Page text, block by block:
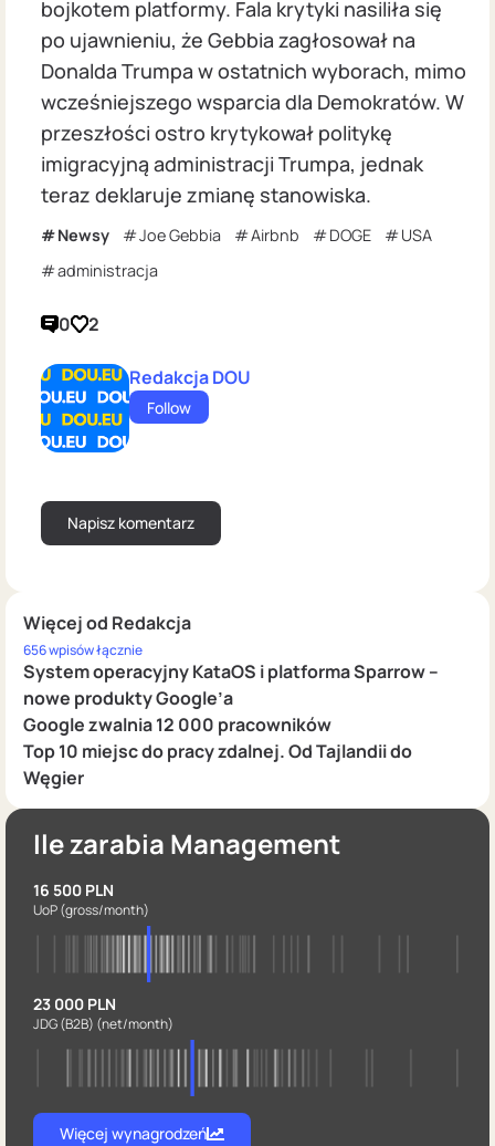
Więcej od Redakcja
656 wpisów łącznie
System operacyjny KataOS i platforma Sparrow –
nowe produkty Google’a
Google zwalnia 12 000 pracowników
Top 10 miejsc do pracy zdalnej. Od Tajlandii do
Węgier
bojkotem platformy. Fala krytyki nasiliła się
po ujawnieniu, że Gebbia zagłosował na
Donalda Trumpa w ostatnich wyborach, mimo
wcześniejszego wsparcia dla Demokratów. W
przeszłości ostro krytykował politykę
imigracyjną administracji Trumpa, jednak
teraz deklaruje zmianę stanowiska.
Newsy Joe Gebbia Airbnb DOGE
USA
administracja
0 2
Redakcja DOU
Follow
Ile zarabia Management
16 500 PLN
UoP(gross/month)
23 000 PLN
JDG (B2B) (net/month)
Więcej wynagrodzeń